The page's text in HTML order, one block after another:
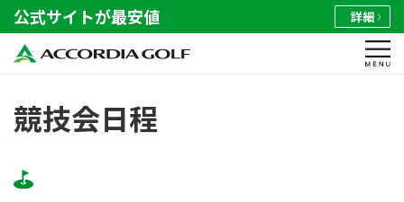
公式サイトが最安値 詳細
競技会日程